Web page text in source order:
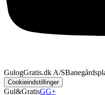
GulogGratis.dk A/S
Cookieindstillinger
Gul&GratisGG+